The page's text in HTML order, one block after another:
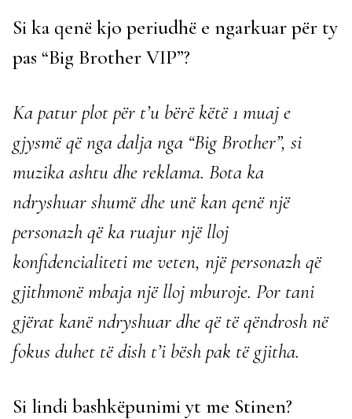
Si ka qenë kjo periudhë e ngarkuar për ty
pas “Big Brother VIP”?
Ka patur plot për t’u bërë këtë 1 muaj e
gjysmë që nga dalja nga “Big Brother”, si
muzika ashtu dhe reklama. Bota ka
ndryshuar shumë dhe unë kan qenë një
personazh që ka ruajur një lloj
konfidencialiteti me veten, një personazh që
gjithmonë mbaja një lloj mburoje. Por tani
gjërat kanë ndryshuar dhe që të qëndrosh në
fokus duhet të dish t’i bësh pak të gjitha.
Si lindi bashkëpunimi yt me Stinen?